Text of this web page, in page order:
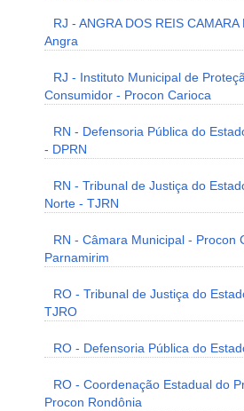
RJ - ANGRA DOS REIS
Angra
RJ - Instituto Municipal de
Consumidor - Procon Carioca
RN - Defensoria Pública do
- DPRN
RN - Tribunal de Justiça do
Norte - TJRN
RN - Câmara Municipal - Procon
Parnamirim
RO - Tribunal de Justiça do
TJRO
RO - Defensoria Pública do
RO - Coordenação Estadual do
Procon Rondônia